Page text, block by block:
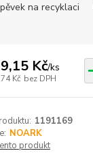
na recyklaci
Kč/ks
Kč bez DPH
1191169
NOARK
produkt